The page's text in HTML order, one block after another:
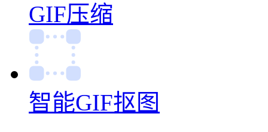
GIF压缩
智能GIF抠图